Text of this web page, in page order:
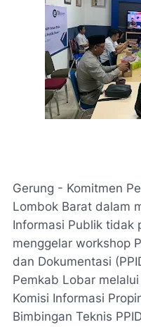
Gerung - Komitmen
Lombok Barat dalam
Informasi Publik tidak
menggelar workshop
dan Dokumentasi
Pemkab Lobar
Komisi Informasi
Bimbingan Teknis